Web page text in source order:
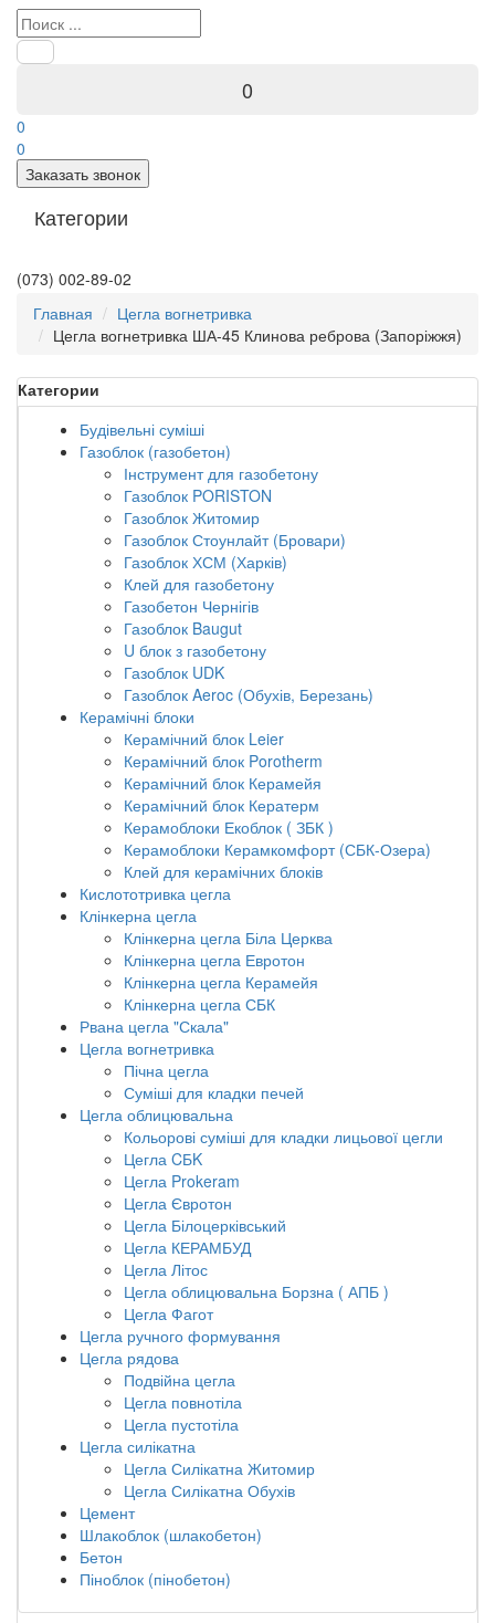
0
0
0
Заказать звонок
Категории
(073) 002-89-02
Главная
Цегла вогнетривка
Цегла вогнетривка ША-45 Клинова реброва (Запоріжжя)
Категории
Будівельні суміші
Газоблок (газобетон)
Інструмент для газобетону
Газоблок PORISTON
Газоблок Житомир
Газоблок Стоунлайт (Бровари)
Газоблок ХСМ (Харків)
Клей для газобетону
Газобетон Чернігів
Газоблок Baugut
U блок з газобетону
Газоблок UDK
Газоблок Aeroc (Обухів, Березань)
Керамічні блоки
Керамічний блок Leier
Керамічний блок Porotherm
Керамічний блок Керамейя
Керамічний блок Кератерм
Керамоблоки Екоблок ( ЗБК )
Керамоблоки Керамкомфорт (СБК-Озера)
Клей для керамічних блоків
Кислототривка цегла
Клінкерна цегла
Клінкерна цегла Біла Церква
Клінкерна цегла Евротон
Клінкерна цегла Керамейя
Клінкерна цегла СБК
Рвана цегла "Скала"
Цегла вогнетривка
Пічна цегла
Суміші для кладки печей
Цегла облицювальна
Кольорові суміші для кладки лицьової цегли
Цегла CБK
Цегла Prokeram
Цегла Євротон
Цегла Білоцерківський
Цегла КЕРАМБУД
Цегла Літос
Цегла облицювальна Борзна ( АПБ )
Цегла Фагот
Цегла ручного формування
Цегла рядова
Подвійна цегла
Цегла повнотіла
Цегла пустотіла
Цегла силікатна
Цегла Силікатна Житомир
Цегла Силікатна Обухів
Цемент
Шлакоблок (шлакобетон)
Бетон
Піноблок (пінобетон)